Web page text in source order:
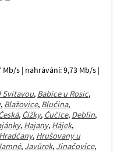
Mb/s | nahrávání: 9,73 Mb/s |
Svitavou, Babice u Rosic,
, Blažovice, Blučina,
, Čížky, Čučice, Deblín,
, Hajany, Hájek,
Hradčany, Hrušovany u
, Javůrek, Jinačovice,